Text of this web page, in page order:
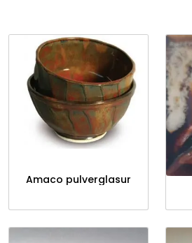
Amaco pulverglasur